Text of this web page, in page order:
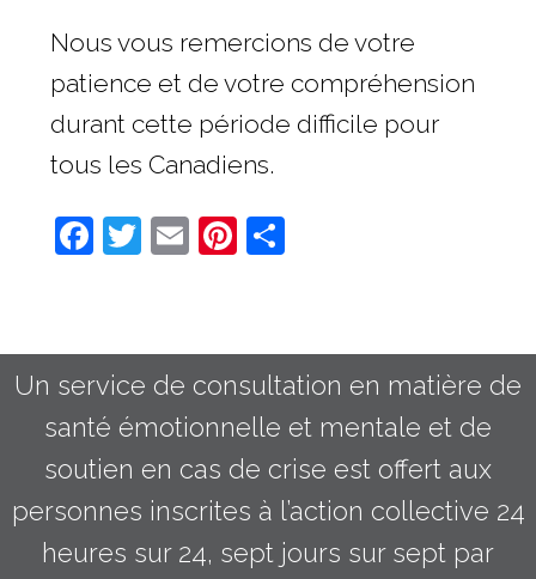
Nous vous remercions de votre
patience et de votre compréhension
durant cette période difficile pour
tous les Canadiens.
Facebook
Twitter
EmailPinterest
Un service de consultation en matière de
santé émotionnelle et mentale et de
soutien en cas de crise est offert aux
personnes inscrites à l’action collective 24
heures sur 24, sept jours sur sept par